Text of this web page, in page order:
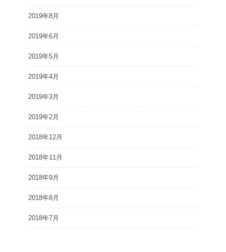
2019年8月
2019年6月
2019年5月
2019年4月
2019年3月
2019年2月
2018年12月
2018年11月
2018年9月
2018年8月
2018年7月